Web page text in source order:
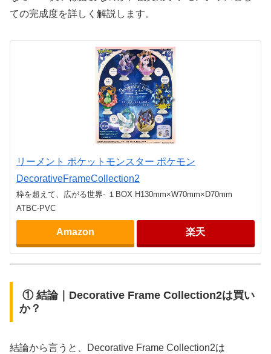
ての完成度を詳しく解説します。
リーメント ポケットモンスター ポケモン
DecorativeFrameCollection2
枠を超えて、広がる世界- １BOX H130mm×W70mm×D70mm
ATBC-PVC
Amazon 楽天
① 結論｜Decorative Frame Collection2は買い
か？
結論から言うと、Decorative Frame Collection2は